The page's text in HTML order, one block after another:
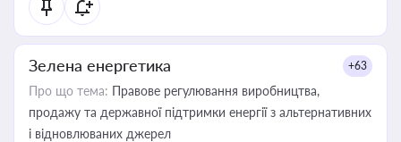
Зелена енергетика +63
Про що тема: Правове регулювання виробництва,
продажу та державної підтримки енергії з альтернативних
і відновлюваних джерел